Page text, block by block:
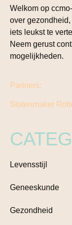
Welkom op
over
iets leukst te
Neem gerust
mogelijkheden.
Partners:
Slotenmaker
Levensstijl
Geneeskunde
Gezondheid